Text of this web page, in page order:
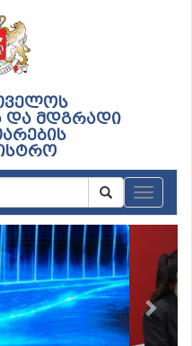
და მდგრადი